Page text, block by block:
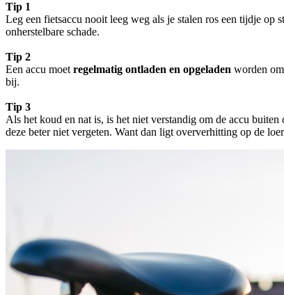
Tip 1
Leg een fietsaccu nooit leeg weg als je stalen ros een tijdje
onherstelbare schade.
Tip 2
Een accu moet regelmatig ontladen en opgeladen worden
bij.
Tip 3
Als het koud en nat is, is het niet verstandig om de accu
deze beter niet vergeten. Want dan ligt oververhitting op de